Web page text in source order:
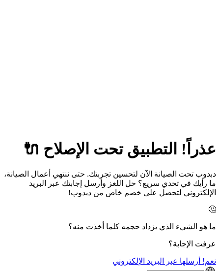
عذراً! التطبيق تحت الإصلاح 🔌
دبدوب تحت الصيانة الآن لتحسين تجربتك. حتى ننتهي أعمال الصيانة،
ما رأيك في تحدي سريع؟ حل اللغز وأرسل إجابتك عبر البريد
الإلكتروني لتحصل على خصم خاص من دبدوب!
🤔
ما هو الشيء الذي يزداد حجمه كلما أخذت منه؟
عرفت الإجابة؟
نعم! أرسلها عبر البريد الإلكتروني